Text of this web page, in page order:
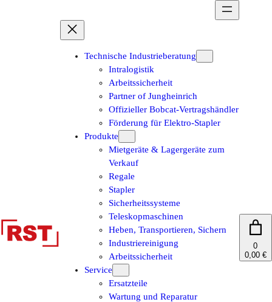
Technische Industrieberatung
Intralogistik
Arbeitssicherheit
Partner of Jungheinrich
Offizieller Bobcat-Vertragshändler
Förderung für Elektro-Stapler
Produkte
Mietgeräte & Lagergeräte zum
Verkauf
Regale
Stapler
Sicherheitssysteme
Teleskopmaschinen
Heben, Transportieren, Sichern
Industriereinigung
Arbeitssicherheit
Service
Ersatzteile
Wartung und Reparatur
0
0,00 €